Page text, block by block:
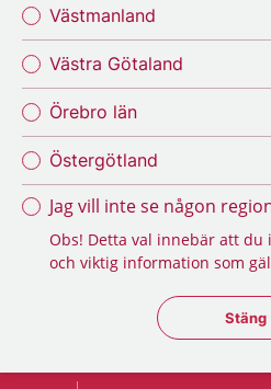
Västmanland
Västra Götaland
Örebro län
Östergötland
Jag vill inte se någon
Obs! Detta val innebär att
och viktig information som
Stäng
Stäng